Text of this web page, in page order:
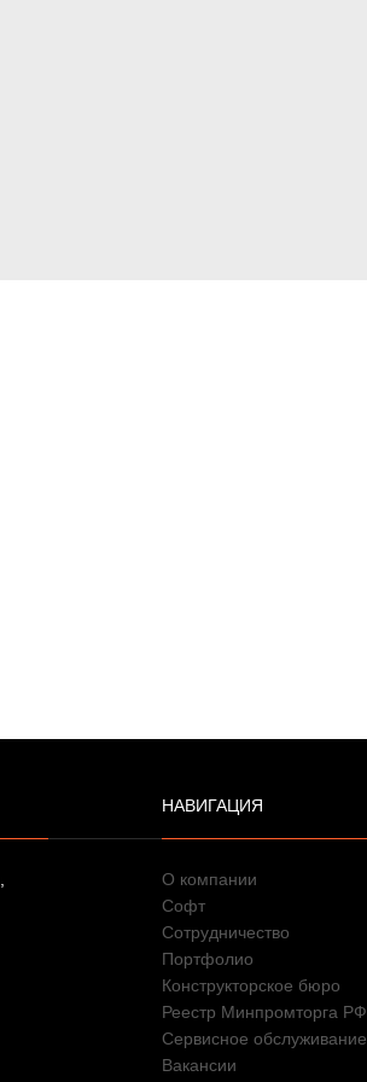
НАВИГАЦИЯ
Вакансии
Сервисное обслуживание
Реестр Минпромторга РФ
Конструкторское бюро
Портфолио
Сотрудничество
Софт
О компании